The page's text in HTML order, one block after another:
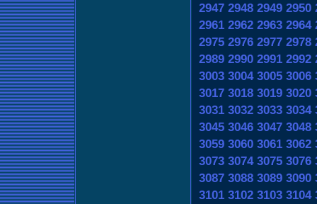
2947 2948 2949 2950
2961 2962 2963 2964
2975 2976 2977 2978
2989 2990 2991 2992
3003 3004 3005 3006
3017 3018 3019 3020
3031 3032 3033 3034
3045 3046 3047 3048
3059 3060 3061 3062
3073 3074 3075 3076
3087 3088 3089 3090
3101 3102 3103 3104